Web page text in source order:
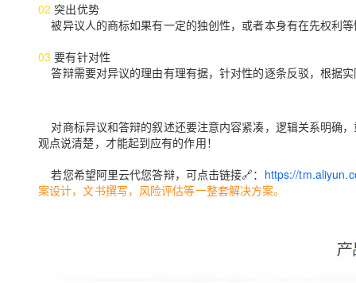
02 突出优势
被异议人的商标如果有一定的独创性，或者本身有在先权利
03 要有针对性
答辩需要对异议的理由有理有据，针对性的逐条反驳，根据
对商标异议和答辩的叙述还要注意内容紧凑，逻辑关系明确
观点说清楚，才能起到应有的作用！
若您希望阿里云代您答辩，可点击链接🔗： https://
案设计，文书撰写，风险评估等一整套解决方案。